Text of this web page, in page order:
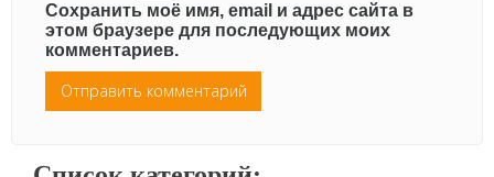
Сохранить моё имя, email и адрес сайта в
этом браузере для последующих моих
комментариев.